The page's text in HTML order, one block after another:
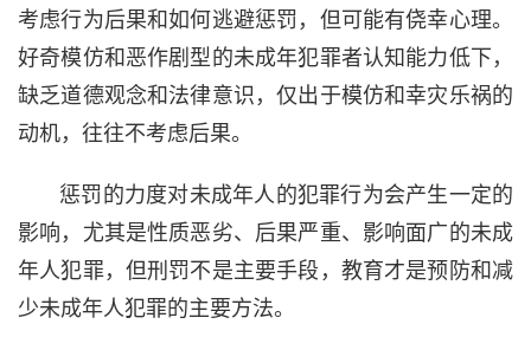
考虑行为后果和如何逃避惩罚，但可能有侥幸心理。
好奇模仿和恶作剧型的未成年犯罪者认知能力低下，
缺乏道德观念和法律意识，仅出于模仿和幸灾乐祸的
动机，往往不考虑后果。
惩罚的力度对未成年人的犯罪行为会产生一定的
影响，尤其是性质恶劣、后果严重、影响面广的未成
年人犯罪，但刑罚不是主要手段，教育才是预防和减
少未成年人犯罪的主要方法。